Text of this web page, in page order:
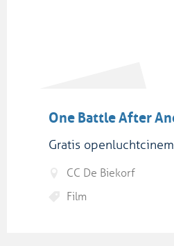
One Battle After
Gratis
CC De Biekorf
Film